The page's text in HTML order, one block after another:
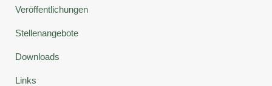
Veröffentlichungen
Stellenangebote
Downloads
Links